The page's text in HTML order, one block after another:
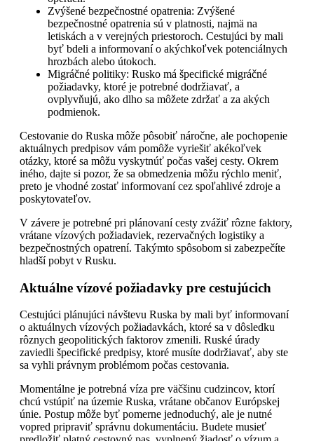
Zvýšené bezpečnostné opatrenia: Zvýšené
bezpečnostné opatrenia sú v platnosti, najmä na
letiskách a v verejných priestoroch. Cestujúci by mali
byť bdeli a informovaní o akýchkoľvek potenciálnych
hrozbách alebo útokoch.
Migráčné politiky: Rusko má špecifické migráčné
požiadavky, ktoré je potrebné dodržiavať, a
ovplyvňujú, ako dlho sa môžete zdržať a za akých
podmienok.
Cestovanie do Ruska môže pôsobiť náročne, ale pochopenie
aktuálnych predpisov vám pomôže vyriešiť akékoľvek
otázky, ktoré sa môžu vyskytnúť počas vašej cesty. Okrem
iného, dajte si pozor, že sa obmedzenia môžu rýchlo meniť,
preto je vhodné zostať informovaní cez spoľahlivé zdroje a
poskytovateľov.
V závere je potrebné pri plánovaní cesty zvážiť rôzne faktory,
vrátane vízových požiadaviek, rezervačných logistiky a
bezpečnostných opatrení. Takýmto spôsobom si zabezpečíte
hladší pobyt v Rusku.
Aktuálne vízové požiadavky pre cestujúcich
Cestujúci plánujúci návštevu Ruska by mali byť informovaní
o aktuálnych vízových požiadavkách, ktoré sa v dôsledku
rôznych geopolitických faktorov zmenili. Ruské úrady
zaviedli špecifické predpisy, ktoré musíte dodržiavať, aby ste
sa vyhli právnym problémom počas cestovania.
Momentálne je potrebná víza pre väčšinu cudzincov, ktorí
chcú vstúpiť na územie Ruska, vrátane občanov Európskej
únie. Postup môže byť pomerne jednoduchý, ale je nutné
vopred pripraviť správnu dokumentáciu. Budete musieť